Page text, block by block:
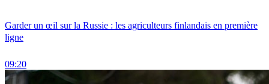
Garder un œil sur la Russie : les agriculteurs finlandais en première
ligne
09:20